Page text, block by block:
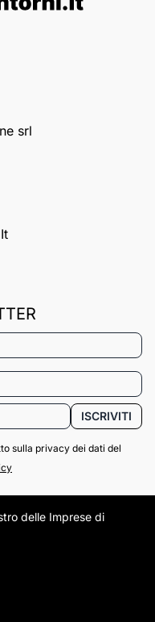
srl
ISCRIVITI
sulla privacy dei dati del
delle Imprese di